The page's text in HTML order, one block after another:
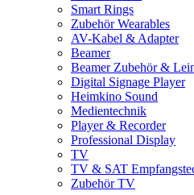
Smart Rings
Zubehör Wearables
AV-Kabel & Adapter
Beamer
Beamer Zubehör &
Digital Signage Player
Heimkino Sound
Medientechnik
Player & Recorder
Professional Display
TV
TV & SAT
Zubehör TV